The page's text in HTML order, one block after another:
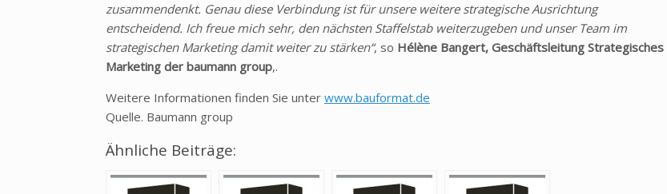
zusammendenkt. Genau diese Verbindung ist für unsere weitere strategische Ausrichtung
entscheidend. Ich freue mich sehr, den nächsten Staffelstab weiterzugeben und unser Team im
strategischen Marketing damit weiter zu stärken“, so Hélène Bangert, Geschäftsleitung Strategisches
Marketing der baumann group,.
Weitere Informationen finden Sie unter www.bauformat.de
Quelle. Baumann group
Ähnliche Beiträge: